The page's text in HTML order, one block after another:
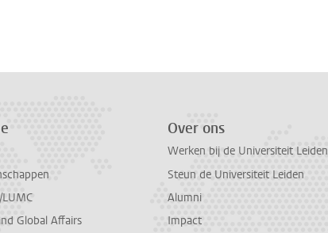
Global Affairs
Over ons
Werken bij de Universiteit Leiden
Steun de Universiteit Leiden
Alumni
Impact